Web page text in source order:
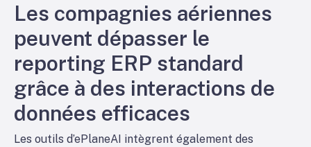
Les compagnies aériennes
peuvent dépasser le
reporting ERP standard
grâce à des interactions de
données efficaces
Les outils d’ePlaneAI intègrent également des